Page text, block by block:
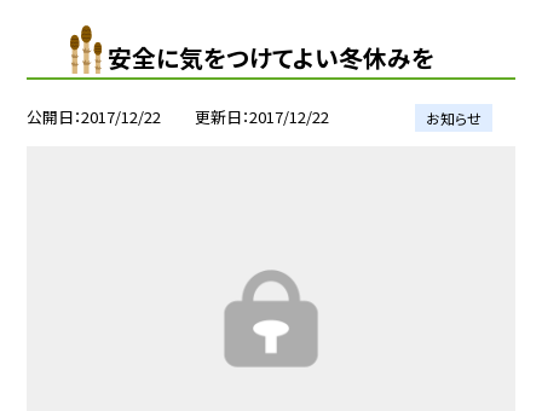
安全に気をつけてよい冬休みを
公開日 2017/12/22 更新日 2017/12/22 お知らせ